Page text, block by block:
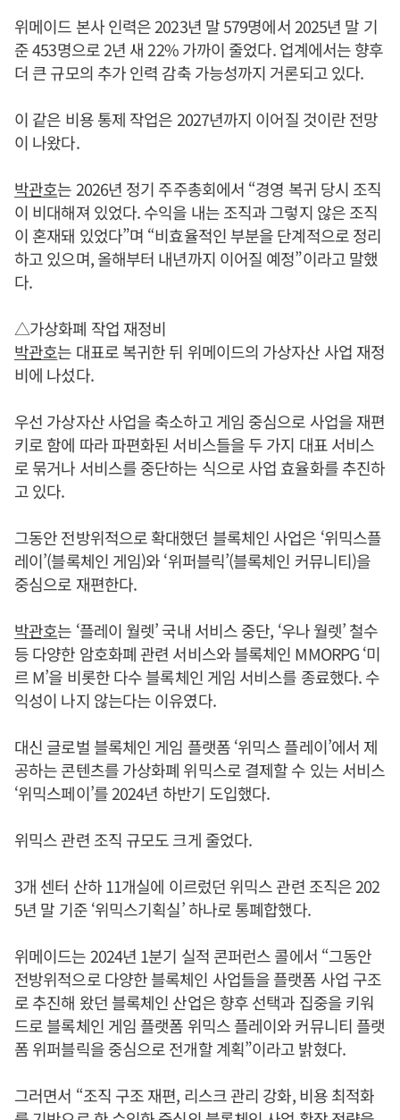
위메이드 본사 인력은 2023년 말 579명에서 2025년 말 기
준 453명으로 2년 새 22% 가까이 줄었다. 업계에서는 향후
더 큰 규모의 추가 인력 감축 가능성까지 거론되고 있다.
이 같은 비용 통제 작업은 2027년까지 이어질 것이란 전망
이 나왔다.
박관호는 2026년 정기 주주총회에서 “경영 복귀 당시 조직
이 비대해져 있었다. 수익을 내는 조직과 그렇지 않은 조직
이 혼재돼 있었다”며 “비효율적인 부분을 단계적으로 정리
하고 있으며, 올해부터 내년까지 이어질 예정”이라고 말했
다.
△가상화폐 작업 재정비
박관호는 대표로 복귀한 뒤 위메이드의 가상자산 사업 재정
비에 나섰다.
우선 가상자산 사업을 축소하고 게임 중심으로 사업을 재편
키로 함에 따라 파편화된 서비스들을 두 가지 대표 서비스
로 묶거나 서비스를 중단하는 식으로 사업 효율화를 추진하
고 있다.
그동안 전방위적으로 확대했던 블록체인 사업은 ‘위믹스플
레이’(블록체인 게임)와 ‘위퍼블릭’(블록체인 커뮤니티)을
중심으로 재편한다.
박관호는 ‘플레이 월렛’ 국내 서비스 중단, ‘우나 월렛’ 철수
등 다양한 암호화폐 관련 서비스와 블록체인 MMORPG ‘미
르 M’을 비롯한 다수 블록체인 게임 서비스를 종료했다. 수
익성이 나지 않는다는 이유였다.
대신 글로벌 블록체인 게임 플랫폼 ‘위믹스 플레이’에서 제
공하는 콘텐츠를 가상화폐 위믹스로 결제할 수 있는 서비스
‘위믹스페이’를 2024년 하반기 도입했다.
위믹스 관련 조직 규모도 크게 줄었다.
3개 센터 산하 11개실에 이르렀던 위믹스 관련 조직은 202
5년 말 기준 ‘위믹스기획실’ 하나로 통폐합했다.
위메이드는 2024년 1분기 실적 콘퍼런스 콜에서 “그동안
전방위적으로 다양한 블록체인 사업들을 플랫폼 사업 구조
로 추진해 왔던 블록체인 산업은 향후 선택과 집중을 키워
드로 블록체인 게임 플랫폼 위믹스 플레이와 커뮤니티 플랫
폼 위퍼블릭을 중심으로 전개할 계획”이라고 밝혔다.
그러면서 “조직 구조 재편, 리스크 관리 강화, 비용 최적화